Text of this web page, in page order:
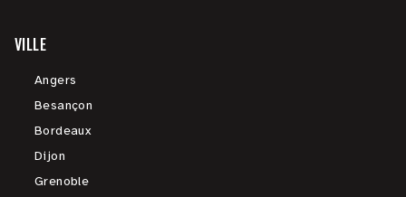
VILLE
Angers
Besançon
Bordeaux
Dijon
Grenoble